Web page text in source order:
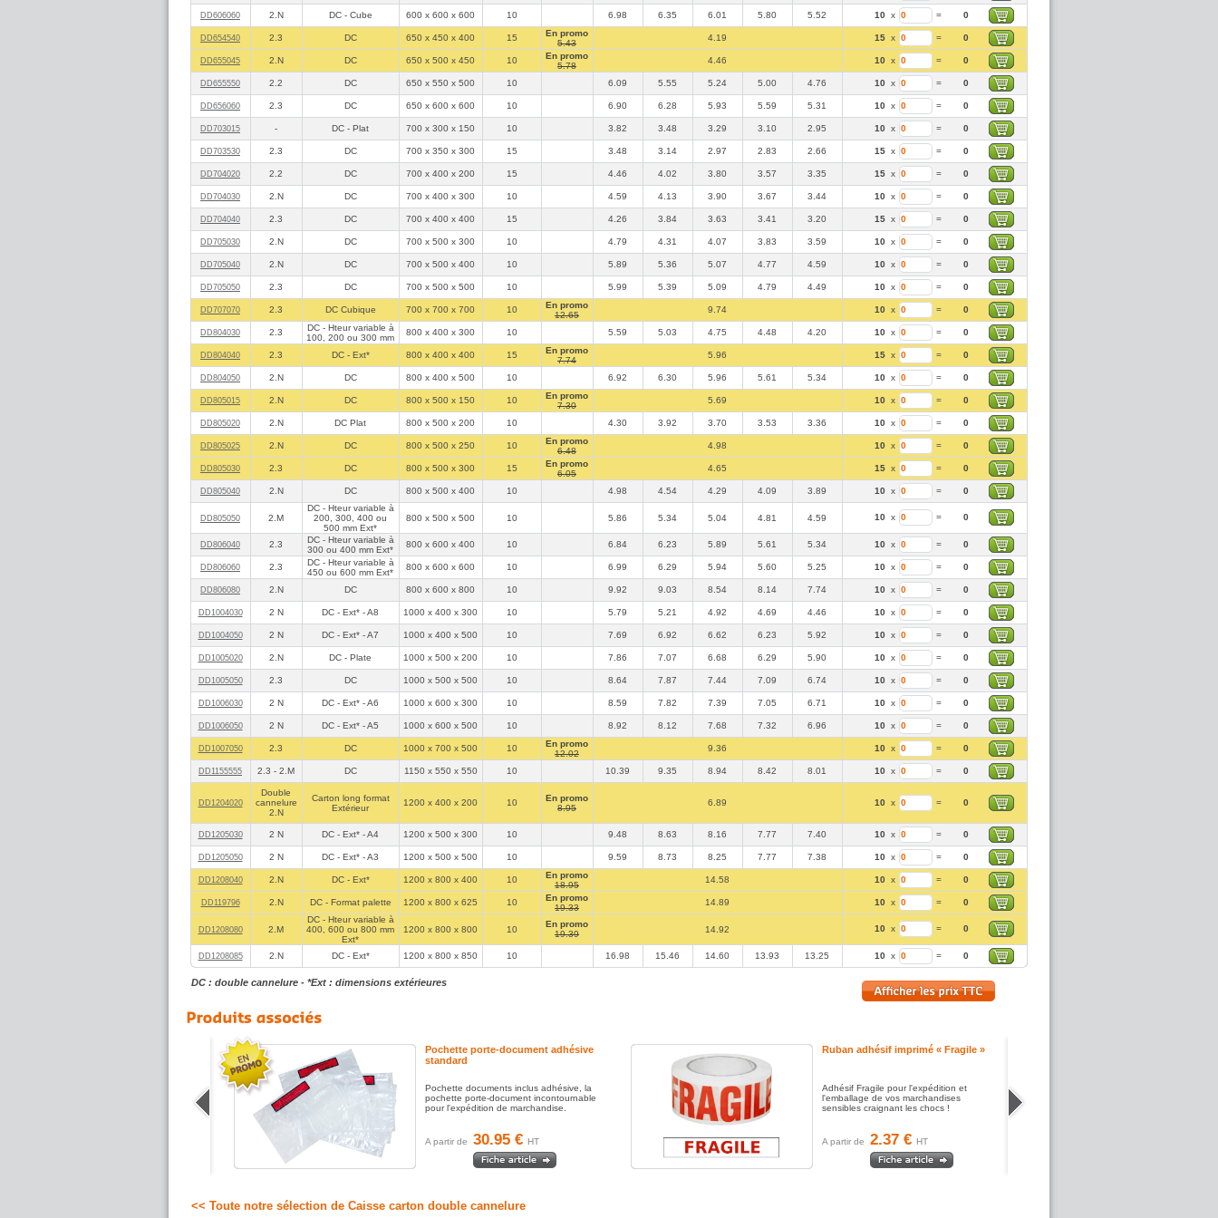
DD606060 2.N DC - Cube 600 x 600 x 600 10 6.98 6.35 6.01 5.80 5.52 10 x = 0
DD654540 2.3 DC 650 x 450 x 400 15
En promo
5.43
4.19 15 x = 0
DD655045 2.N DC 650 x 500 x 450 10
En promo
5.78
4.46 10 x = 0
DD655550 2.2 DC 650 x 550 x 500 10 6.09 5.55 5.24 5.00 4.76 10 x = 0
DD656060 2.3 DC 650 x 600 x 600 10 6.90 6.28 5.93 5.59 5.31 10 x = 0
DD703015 - DC - Plat 700 x 300 x 150 10 3.82 3.48 3.29 3.10 2.95 10 x = 0
DD703530 2.3 DC 700 x 350 x 300 15 3.48 3.14 2.97 2.83 2.66 15 x = 0
DD704020 2.2 DC 700 x 400 x 200 15 4.46 4.02 3.80 3.57 3.35 15 x = 0
DD704030 2.N DC 700 x 400 x 300 10 4.59 4.13 3.90 3.67 3.44 10 x = 0
DD704040 2.3 DC 700 x 400 x 400 15 4.26 3.84 3.63 3.41 3.20 15 x = 0
DD705030 2.N DC 700 x 500 x 300 10 4.79 4.31 4.07 3.83 3.59 10 x = 0
DD705040 2.N DC 700 x 500 x 400 10 5.89 5.36 5.07 4.77 4.59 10 x = 0
DD705050 2.3 DC 700 x 500 x 500 10 5.99 5.39 5.09 4.79 4.49 10 x = 0
DD707070 2.3 DC Cubique 700 x 700 x 700 10
En promo
12.65
9.74 10 x = 0
DD804030 2.3
DC - Hteur variable à
100, 200 ou 300 mm
800 x 400 x 300 10 5.59 5.03 4.75 4.48 4.20 10 x = 0
DD804040 2.3 DC - Ext* 800 x 400 x 400 15
En promo
7.74
5.96 15 x = 0
DD804050 2.N DC 800 x 400 x 500 10 6.92 6.30 5.96 5.61 5.34 10 x = 0
DD805015 2.N DC 800 x 500 x 150 10
En promo
7.30
5.69 10 x = 0
DD805020 2.N DC Plat 800 x 500 x 200 10 4.30 3.92 3.70 3.53 3.36 10 x = 0
DD805025 2.N DC 800 x 500 x 250 10
En promo
6.48
4.98 10 x = 0
DD805030 2.3 DC 800 x 500 x 300 15
En promo
6.05
4.65 15 x = 0
DD805040 2.N DC 800 x 500 x 400 10 4.98 4.54 4.29 4.09 3.89 10 x = 0
DD805050 2.M
DC - Hteur variable à
200, 300, 400 ou
500 mm Ext*
800 x 500 x 500 10 5.86 5.34 5.04 4.81 4.59 10 x = 0
DD806040 2.3
DC - Hteur variable à
300 ou 400 mm Ext*
800 x 600 x 400 10 6.84 6.23 5.89 5.61 5.34 10 x = 0
DD806060 2.3
DC - Hteur variable à
450 ou 600 mm Ext*
800 x 600 x 600 10 6.99 6.29 5.94 5.60 5.25 10 x = 0
DD806080 2.N DC 800 x 600 x 800 10 9.92 9.03 8.54 8.14 7.74 10 x = 0
DD1004030 2 N DC - Ext* - A8 1000 x 400 x 300 10 5.79 5.21 4.92 4.69 4.46 10 x = 0
DD1004050 2 N DC - Ext* - A7 1000 x 400 x 500 10 7.69 6.92 6.62 6.23 5.92 10 x = 0
DD1005020 2.N DC - Plate 1000 x 500 x 200 10 7.86 7.07 6.68 6.29 5.90 10 x = 0
DD1005050 2.3 DC 1000 x 500 x 500 10 8.64 7.87 7.44 7.09 6.74 10 x = 0
DD1006030 2 N DC - Ext* - A6 1000 x 600 x 300 10 8.59 7.82 7.39 7.05 6.71 10 x = 0
DD1006050 2 N DC - Ext* - A5 1000 x 600 x 500 10 8.92 8.12 7.68 7.32 6.96 10 x = 0
DD1007050 2.3 DC 1000 x 700 x 500 10
En promo
12.02
9.36 10 x = 0
DD1155555 2.3 - 2.M DC 1150 x 550 x 550 10 10.39 9.35 8.94 8.42 8.01 10 x = 0
DD1204020
Double
cannelure
2.N
Carton long format
Extérieur
1200 x 400 x 200 10
En promo
8.95
6.89 10 x = 0
DD1205030 2 N DC - Ext* - A4 1200 x 500 x 300 10 9.48 8.63 8.16 7.77 7.40 10 x = 0
DD1205050 2 N DC - Ext* - A3 1200 x 500 x 500 10 9.59 8.73 8.25 7.77 7.38 10 x = 0
DD1208040 2.N DC - Ext* 1200 x 800 x 400 10
En promo
18.95
14.58 10 x = 0
DD119796 2.N DC - Format palette 1200 x 800 x 625 10
En promo
19.33
14.89 10 x = 0
DD1208080 2.M
DC - Hteur variable à
400, 600 ou 800 mm
Ext*
1200 x 800 x 800 10
En promo
19.39
14.92 10 x = 0
DD1208085 2.N DC - Ext* 1200 x 800 x 850 10 16.98 15.46 14.60 13.93 13.25 10 x = 0
DC : double cannelure - *Ext : dimensions extérieures
Pochette porte-document adhésive
standard
Pochette documents inclus adhésive, la
pochette porte-document incontournable
pour l'expédition de marchandise.
A partir de 30.95 € HT
Ruban adhésif imprimé « Fragile »
Adhésif Fragile pour l'expédition et
l'emballage de vos marchandises
sensibles craignant les chocs !
A partir de 2.37 € HT
<< Toute notre sélection de Caisse carton double cannelure